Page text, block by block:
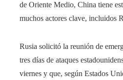
de Oriente Medio, China tiene
muchos actores clave, incluidos
Rusia solicitó la reunión de
tres días de ataques
viernes y que, según Estados